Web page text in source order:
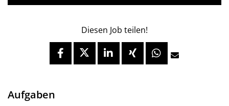
Diesen Job teilen!
Aufgaben